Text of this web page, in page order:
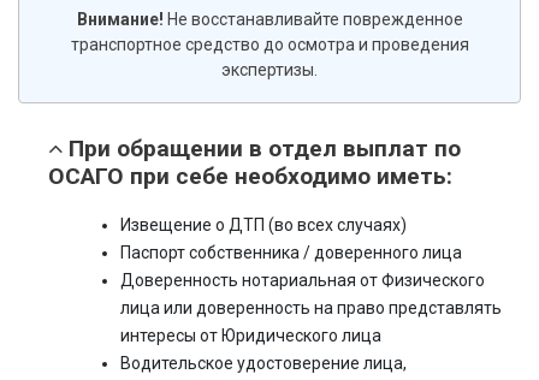
Внимание! Не восстанавливайте поврежденное
транспортное средство до осмотра и проведения
экспертизы.
При обращении в отдел выплат по
ОСАГО при себе необходимо иметь:
Извещение о ДТП (во всех случаях)
Паспорт собственника / доверенного лица
Доверенность нотариальная от Физического
лица или доверенность на право представлять
интересы от Юридического лица
Водительское удостоверение лица,